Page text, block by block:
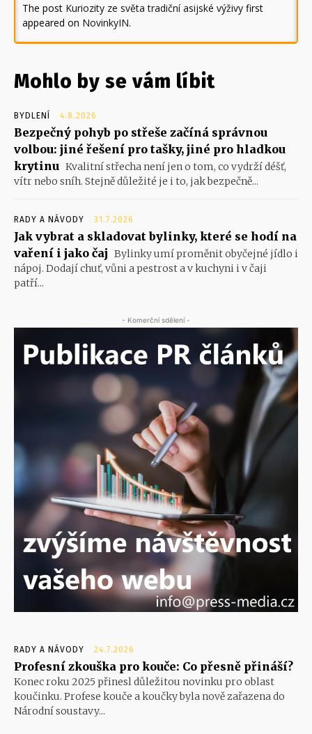
The post Kuriozity ze světa tradiční asijské výživy first
appeared on NovinkyIN.
Mohlo by se vám líbit
BYDLENÍ 4.8.2026
Bezpečný pohyb po střeše začíná správnou
volbou: jiné řešení pro tašky, jiné pro hladkou
krytinu Kvalitní střecha není jen o tom, co vydrží déšť,
vítr nebo sníh. Stejně důležité je i to, jak bezpečně...
RADY A NÁVODY 31.7.2026
Jak vybrat a skladovat bylinky, které se hodí na
vaření i jako čaj Bylinky umí proměnit obyčejné jídlo i
nápoj. Dodají chuť, vůni a pestrost a v kuchyni i v čaji
patří...
- Komerční sdělení -
RADY A NÁVODY 24.7.2026
Profesní zkouška pro kouče: Co přesně přináší?
Konec roku 2025 přinesl důležitou novinku pro oblast
koučinku. Profese kouče a koučky byla nově zařazena do
Národní soustavy...